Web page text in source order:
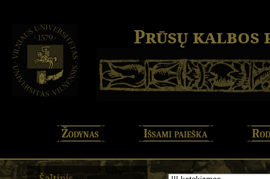
Prūsų kalbos
Žodynas Išsami paieška